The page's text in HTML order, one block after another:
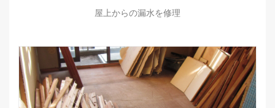
屋上からの漏水を修理